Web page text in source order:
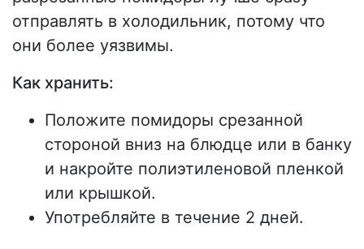
отправлять в холодильник, потому что
они более уязвимы.
Как хранить:
Положите помидоры срезанной
стороной вниз на блюдце или в банку
и накройте полиэтиленовой пленкой
или крышкой.
Употребляйте в течение 2 дней.